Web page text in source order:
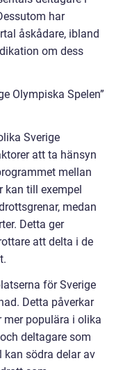
har
åskådare, ibland
om dess
Olympiska Spelen”
Sverige
att ta hänsyn
mellan
kan till exempel
medan
Detta ger
att delta i de
för Sverige
Detta påverkar
populära i olika
deltagare som
kan södra delar av